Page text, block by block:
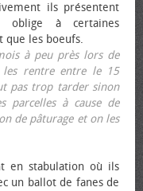
ils présentent
oblige à certaines
que les bœufs.
à peu près lors de
les rentre entre le 15
pas trop tarder sinon
parcelles à cause de
de pâturage et on les
en stabulation où ils
un ballot de fanes de